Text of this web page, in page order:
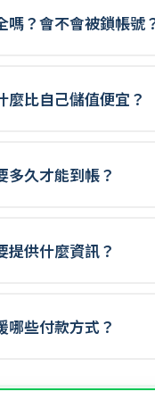
嗎？會不會被鎖帳號
麼比自己儲值便宜？
多久才能到帳？
提供什麼資訊？
哪些付款方式？